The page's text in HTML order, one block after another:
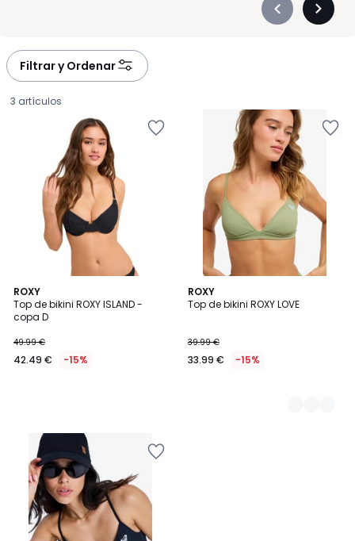
Précédent
Filtrar y Ordenar
3 artículos
ROXY
Top de bikini ROXY ISLAND -
copa D
€
en
descuento
aplicado.
49.99 €
42.49 € -15%
ROXY
Top de bikini ROXY LOVE
39.99 €
33.99 € -15%
2
Colores